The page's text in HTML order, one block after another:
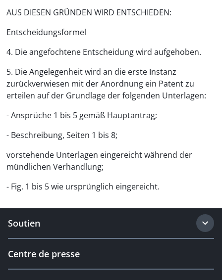
AUS DIESEN GRÜNDEN WIRD ENTSCHIEDEN:
Entscheidungsformel
4. Die angefochtene Entscheidung wird aufgehoben.
5. Die Angelegenheit wird an die erste Instanz
zurückverwiesen mit der Anordnung ein Patent zu
erteilen auf der Grundlage der folgenden Unterlagen:
- Ansprüche 1 bis 5 gemäß Hauptantrag;
- Beschreibung, Seiten 1 bis 8;
vorstehende Unterlagen eingereicht während der
mündlichen Verhandlung;
- Fig. 1 bis 5 wie ursprünglich eingereicht.
Soutien
Centre de presse